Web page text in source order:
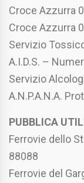
Croce Azzurra
Croce Azzurra
Servizio
A.I.D.S. –
Servizio
A.N.P.A.N.A.
PUBBLICA
Ferrovie dello
88088
Ferrovie del